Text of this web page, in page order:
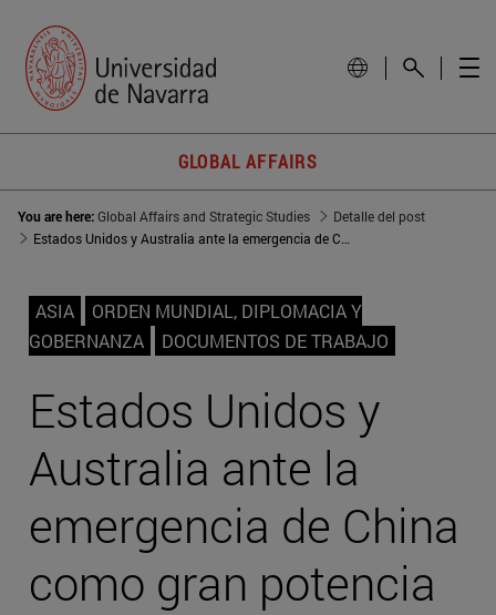
GLOBAL AFFAIRS
You are here:Global Affairs and Strategic Studies
Detalle del post
Estados Unidos y Australia ante la emergencia de China como gran potencia
ASIA
ORDEN MUNDIAL, DIPLOMACIA Y
GOBERNANZA
DOCUMENTOS DE TRABAJO
Estados Unidos y
Australia ante la
emergencia de China
como gran potencia